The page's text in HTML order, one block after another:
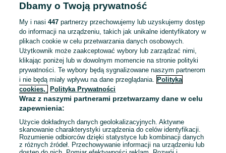
Wicewo
03 sierpnia 2026
Nakrywka betonowa na
słupek, ogrodzenie, daszek,
czapa - PRODUCENT
45 zł
Wicewo
03 sierpnia 2026
1 2
Dbamy o Twoją prywatność
My i nasi447 partnerzy przechowujemy lub uzyskujemy dostęp
do informacji na urządzeniu, takich jak unikalne identyfikatory w
plikach cookie w celu przetwarzania danych osobowych.
Użytkownik może zaakceptować wybory lub zarządzać nimi,
klikając poniżej lub w dowolnym momencie na stronie polityki
prywatności. Te wybory będą sygnalizowane naszym partnerom
i nie będą miały wpływu na dane przeglądania. Polityka
cookies,
Polityka Prywatności
Wraz z naszymi partnerami przetwarzamy dane w celu
zapewnienia:
Użycie dokładnych danych geolokalizacyjnych. Aktywne
skanowanie charakterystyki urządzenia do celów identyfikacji.
Rozumienie odbiorców dzięki statystyce lub kombinacji danych
z różnych źródeł. Przechowywanie informacji na urządzeniu lub